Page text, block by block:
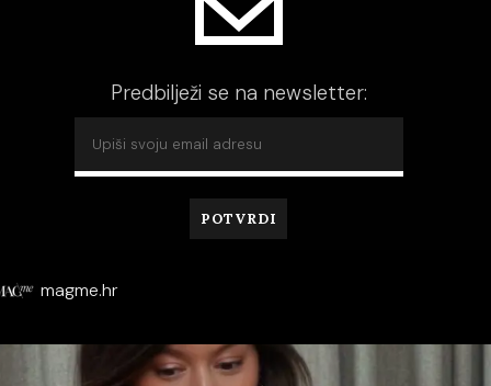
Predbilježi se na newsletter:
magme.hr